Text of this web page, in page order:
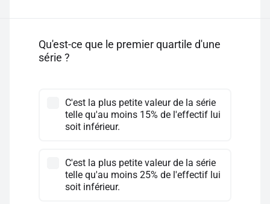
Qu'est-ce que le premier quartile d'une
série ?
C'est la plus petite valeur de la série
telle qu'au moins 15% de l'effectif lui
soit inférieur.
C'est la plus petite valeur de la série
telle qu'au moins 25% de l'effectif lui
soit inférieur.